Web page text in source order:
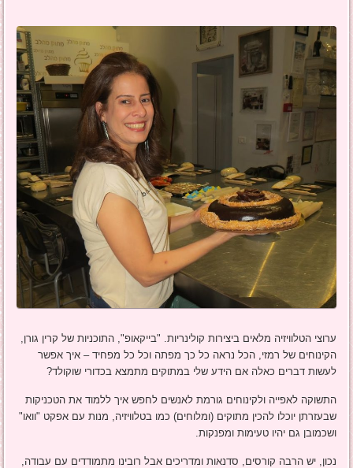
ערוצי הטלוויזיה מלאים ביצירות קולינריות. "בייקאופ", התוכניות של קרין גורן,
הקינוחים של רמזי, הכל נראה כל כך מפתה וכל כל מפחיד – איך אפשר
לעשות דברים כאלה אם הידע שלי במתוקים מתמצא בכדורי שוקולד?
התשוקה לאפייה ולקינוחים גורמת לאנשים לחפש איך ללמוד את הטכניקות
שבעזרתן יוכלו להכין מתוקים (ומלוחים) כמו בטלוויזיה, מנות עם אפקט "וואו"
ושכמובן גם יהיו טעימות ומפנקות.
נכון, יש הרבה קורסים, סדנאות ומדריכים אבל רובינו מתמודדים עם עבודה,